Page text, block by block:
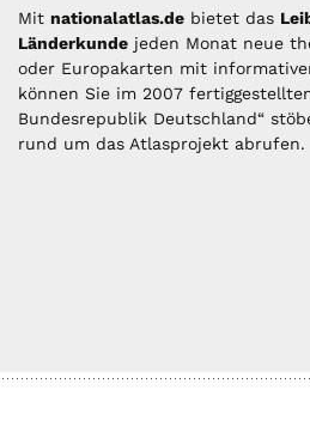
Mit nationalatlas.de bietet das
Länderkunde jeden Monat neue
oder Europakarten mit
können Sie im 2007
Bundesrepublik Deutschland“
rund um das Atlasprojekt abrufen.